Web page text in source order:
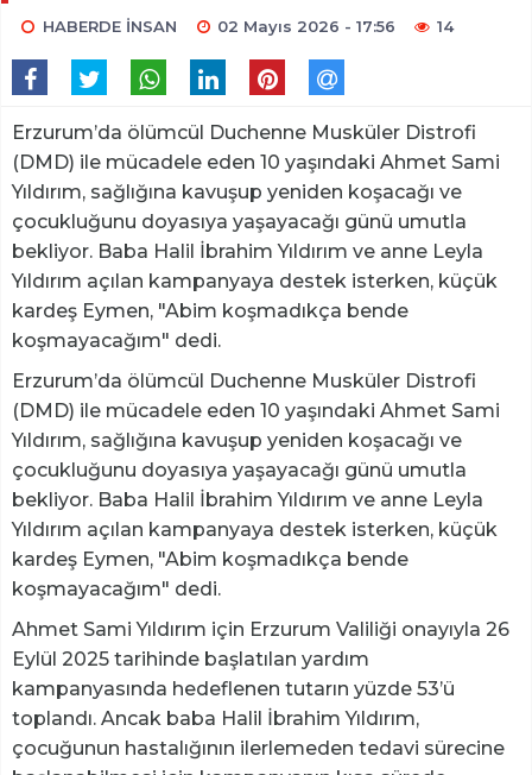
HABERDE İNSAN 02 Mayıs 2026 - 17:56 14
Erzurum’da ölümcül Duchenne Musküler Distrofi
(DMD) ile mücadele eden 10 yaşındaki Ahmet Sami
Yıldırım, sağlığına kavuşup yeniden koşacağı ve
çocukluğunu doyasıya yaşayacağı günü umutla
bekliyor. Baba Halil İbrahim Yıldırım ve anne Leyla
Yıldırım açılan kampanyaya destek isterken, küçük
kardeş Eymen, "Abim koşmadıkça bende
koşmayacağım" dedi.
Erzurum’da ölümcül Duchenne Musküler Distrofi
(DMD) ile mücadele eden 10 yaşındaki Ahmet Sami
Yıldırım, sağlığına kavuşup yeniden koşacağı ve
çocukluğunu doyasıya yaşayacağı günü umutla
bekliyor. Baba Halil İbrahim Yıldırım ve anne Leyla
Yıldırım açılan kampanyaya destek isterken, küçük
kardeş Eymen, "Abim koşmadıkça bende
koşmayacağım" dedi.
Ahmet Sami Yıldırım için Erzurum Valiliği onayıyla 26
Eylül 2025 tarihinde başlatılan yardım
kampanyasında hedeflenen tutarın yüzde 53’ü
toplandı. Ancak baba Halil İbrahim Yıldırım,
çocuğunun hastalığının ilerlemeden tedavi sürecine